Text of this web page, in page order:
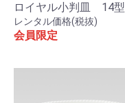
ロイヤル小判皿 14型
レンタル価格(税抜)
会員限定